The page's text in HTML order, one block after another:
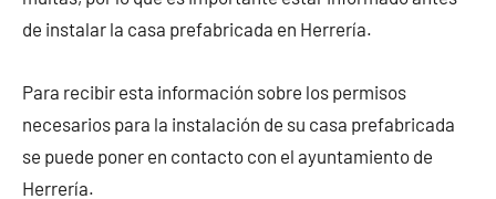
de instalar la casa prefabricada en Herrería.
Para recibir esta información sobre los permisos
necesarios para la instalación de su casa prefabricada
se puede poner en contacto con el ayuntamiento de
Herrería.